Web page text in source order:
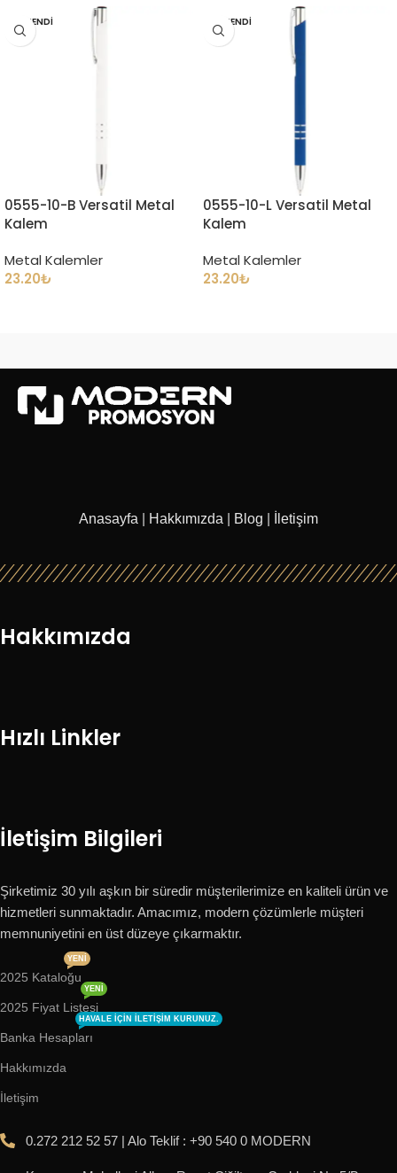
TÜKENDI
0555-10-B Versatil Metal
Kalem
Metal Kalemler
23.20₺
TÜKENDI
0555-10-L Versatil Metal
Kalem
Metal Kalemler
23.20₺
Anasayfa Hakkımızda Blog İletişim
Hakkımızda
Hızlı Linkler
İletişim Bilgileri
Şirketimiz 30 yılı aşkın bir süredir müşterilerimize en kaliteli ürün ve
hizmetleri sunmaktadır. Amacımız, modern çözümlerle müşteri
memnuniyetini en üst düzeye çıkarmaktır.
2025 Kataloğu
YENI
2025 Fiyat Listesi
YENI
Banka Hesapları
HAVALE IÇIN ILETIŞIM KURUNUZ.
Hakkımızda
İletişim
0.272 212 52 57 | Alo Teklif : +90 540 0 MODERN